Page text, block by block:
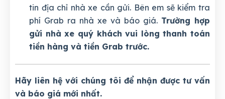
tin địa chỉ nhà xe cần gửi. Bên em sẽ kiểm tra
phí Grab ra nhà xe và báo giá. Trường hợp
gửi nhà xe quý khách vui lòng thanh toán
tiền hàng và tiền Grab trước.
Hãy liên hệ với chúng tôi để nhận được tư vấn
và báo giá mới nhất.